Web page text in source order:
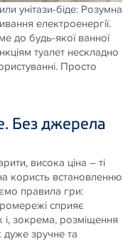
унітази-біде: Розумна
електроенергії.
до будь-якої ванної
туалет нескладно
Просто
Без джерела
висока ціна – ті
користь встановленню
правила гри:
сприяє
і, зокрема, розміщення
зручне та